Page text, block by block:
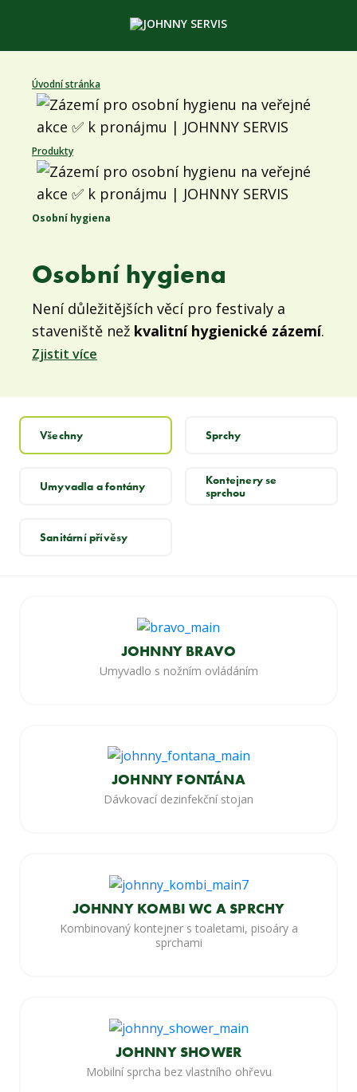
Úvodní stránka
Produkty
Osobní hygiena
Osobní hygiena
Není důležitějších věcí pro festivaly a
staveniště než kvalitní hygienické zázemí.
Zjistit více
Všechny Sprchy
Umyvadla a fontány
Kontejnery se
sprchou
Sanitární přívěsy
JOHNNY BRAVO
Umyvadlo s nožním ovládáním
JOHNNY FONTÁNA
Dávkovací dezinfekční stojan
JOHNNY KOMBI WC A SPRCHY
Kombinovaný kontejner s toaletami, pisoáry a
sprchami
JOHNNY SHOWER
Mobilní sprcha bez vlastního ohřevu